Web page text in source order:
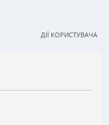
ДІЇ КОРИСТУВАЧА